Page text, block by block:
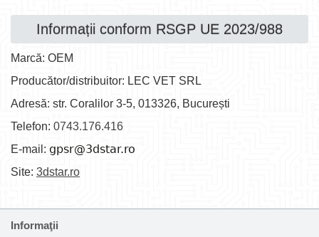
Informații conform RSGP UE 2023/988
Marcă: OEM
Producător/distribuitor: LEC VET SRL
Adresă: str. Coralilor 3-5, 013326, București
Telefon: 0743.176.416
E-mail:
Site: 3dstar.ro
Informaţii